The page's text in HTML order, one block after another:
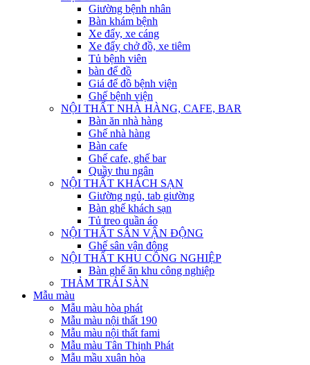
Giường bệnh nhân
Bàn khám bệnh
Xe đẩy, xe cáng
Xe đẩy chở đồ, xe tiêm
Tủ bệnh viên
bàn để đồ
Giá để đồ bệnh viện
Ghế bệnh viện
NỘI THẤT NHÀ HÀNG, CAFE, BAR
Bàn ăn nhà hàng
Ghế nhà hàng
Bàn cafe
Ghế cafe, ghế bar
Quầy thu ngân
NỘI THẤT KHÁCH SẠN
Giường ngủ, tab giường
Bàn ghế khách sạn
Tủ treo quần áo
NỘI THẤT SÂN VẬN ĐỘNG
Ghế sân vận động
NỘI THẤT KHU CÔNG NGHIỆP
Bàn ghế ăn khu công nghiệp
THẢM TRẢI SÀN
Mẫu màu
Mẫu màu hòa phát
Mẫu màu nội thất 190
Mẫu màu nội thất fami
Mẫu màu Tân Thịnh Phát
Mẫu mầu xuân hòa